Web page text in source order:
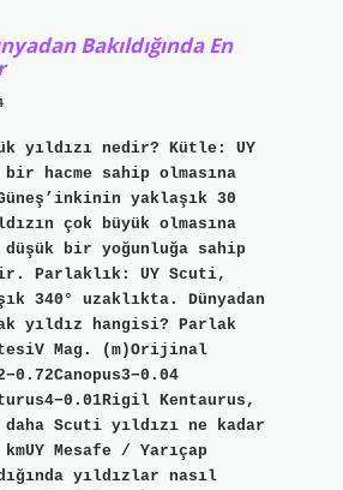
Bakıldığında En
yıldızı nedir? Kütle: UY
hacme sahip olmasına
yaklaşık 30
çok büyük olmasına
düşük bir yoğunluğa sahip
Parlaklık: UY Scuti,
340° uzaklıkta. Dünyadan
yıldız hangisi? Parlak
Mag. (m)Orijinal
Kentaurus,
Scuti yıldızı ne kadar
Mesafe / Yarıçap
yıldızlar nasıl